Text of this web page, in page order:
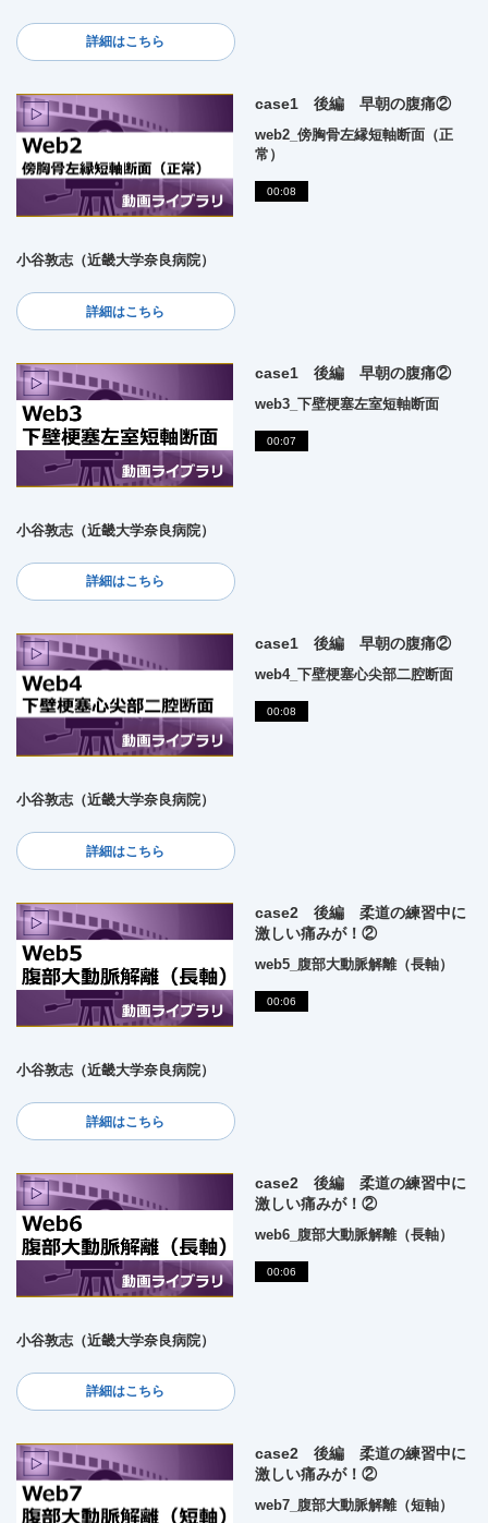
詳細はこちら
case1 後編 早朝の腹痛②
web2_傍胸骨左縁短軸断面（正
常）
00:08
小谷敦志（近畿大学奈良病院）
詳細はこちら
case1 後編 早朝の腹痛②
web3_下壁梗塞左室短軸断面
00:07
小谷敦志（近畿大学奈良病院）
詳細はこちら
case1 後編 早朝の腹痛②
web4_下壁梗塞心尖部二腔断面
00:08
小谷敦志（近畿大学奈良病院）
詳細はこちら
case2 後編 柔道の練習中に
激しい痛みが！②
web5_腹部大動脈解離（長軸）
00:06
小谷敦志（近畿大学奈良病院）
詳細はこちら
case2 後編 柔道の練習中に
激しい痛みが！②
web6_腹部大動脈解離（長軸）
00:06
小谷敦志（近畿大学奈良病院）
詳細はこちら
case2 後編 柔道の練習中に
激しい痛みが！②
web7_腹部大動脈解離（短軸）